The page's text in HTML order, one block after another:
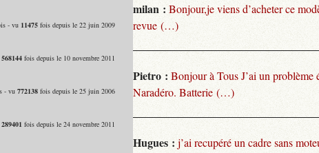
- vu 11475fois depuis le 22 juin 2009
568144fois depuis le 10 novembre 2011
- vu 772138fois depuis le 25 juin 2006
289401 fois depuis le 24 novembre 2011
milan : Bonjour,je viens d’acheter ce
revue (…)
Pietro : Bonjour à Tous J’ai un problème
Naradéro. Batterie (…)
Hugues : j’ai recupéré un cadre sans